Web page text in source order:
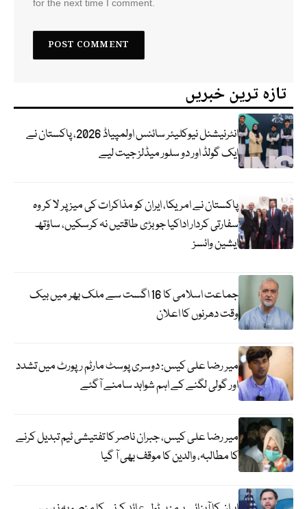
for the next time I comment.
تازہ ترین خبریں
انٹرنیشنل نیوکلیئر سائنس اولمپیاڈ 2026، پاکستان نے
ایک گولڈ اور دو سلور میڈلز جیت لیے
پاکستان نے امریکا، ایران کو مذاکرات کی میز پر لا کر وہ
سفارتی کردار اداکیا جو بڑی طاقتیں نہ کرسکیں، ساؤتھ
ایشین وائسز
جماعت اسلامی کا 16 اگست سے ملک بھر میں بیک
وقت دھرنوں کا اعلان
میر رضا علی کیس: دوسری پوسٹ مارٹم رپورٹ میں تشدد
اور گولی لگنے کے اہم شواہد سامنے آگئے
میر رضا علی کیس، جبران ناصر کا تفتیشی ٹیم تبدیل کرنے
کا مطالبہ، والدین کا موقف بھی آ گیا